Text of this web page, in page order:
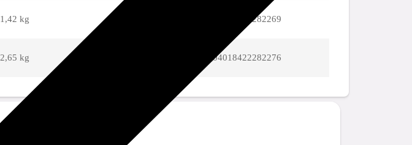
1,42 kg påse (1 st) 04018422282269
2,65 kg 04018422282276